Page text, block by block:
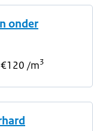
onder
€120 /m3